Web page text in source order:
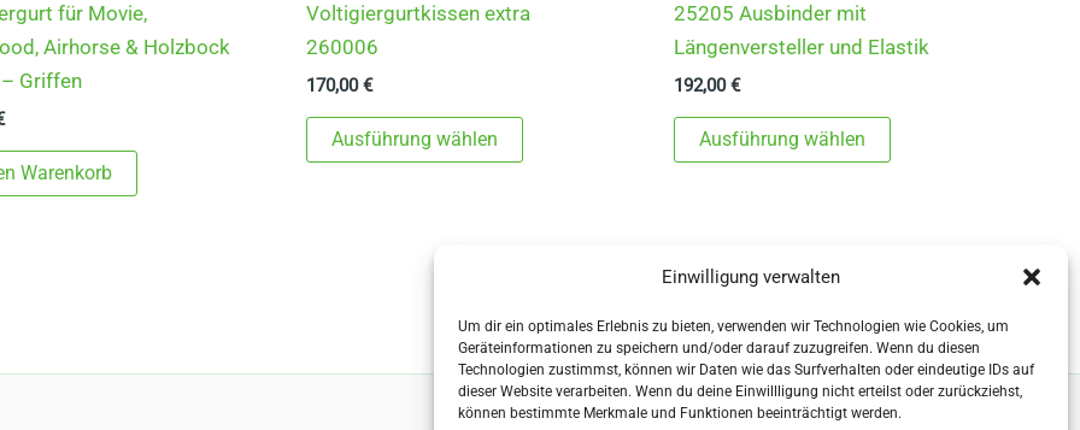
Einwilligung verwalten
Um dir ein optimales Erlebnis zu bieten, verwenden wir Technologien wie Cookies, um
Geräteinformationen zu speichern und/oder darauf zuzugreifen. Wenn du diesen
Technologien zustimmst, können wir Daten wie das Surfverhalten oder eindeutige IDs auf
dieser Website verarbeiten. Wenn du deine Einwillligung nicht erteilst oder zurückziehst,
können bestimmte Merkmale und Funktionen beeinträchtigt werden.
für Movie,
Airhorse & Holzbock
Griffen
Warenkorb
Voltigiergurtkissen extra
260006
170,00€
Ausführung wählen
Dieses
Produkt
Die
Optionen
können
25205 Ausbinder mit
Längenversteller und Elastik
192,00€
Ausführung wählen
Dieses
Produkt
Die
Optionen
können